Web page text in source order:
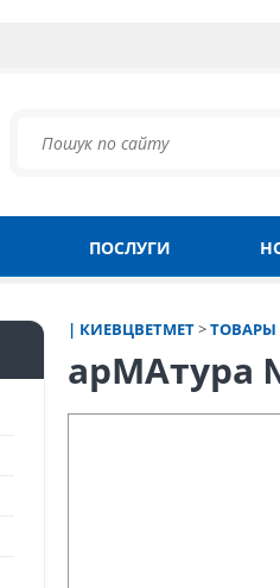
ПОСЛУГИ
| КИЕВЦВЕТМЕТ>ТОВАРЫ
арМАтура